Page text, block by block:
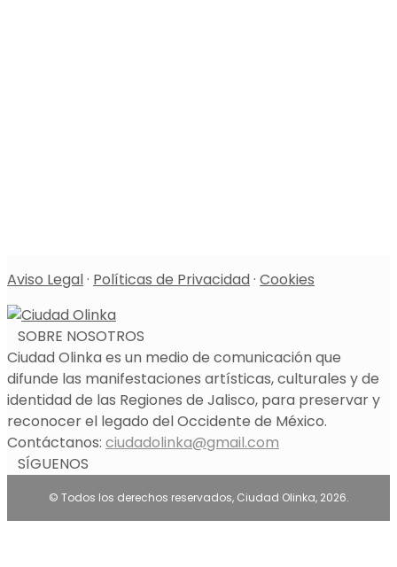
Aviso Legal· Políticas de Privacidad· Cookies
SOBRE NOSOTROS
Ciudad Olinka es un medio de comunicación que
difunde las manifestaciones artísticas, culturales y de
identidad de las Regiones de Jalisco, para preservar y
reconocer el legado del Occidente de México.
Contáctanos: ciudadolinka@gmail.com
SÍGUENOS
© Todos los derechos reservados, Ciudad Olinka, 2026.